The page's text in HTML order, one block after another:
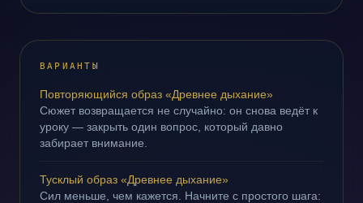
ВАРИАНТЫ
Повторяющийся образ «Древнее дыхание»
Сюжет возвращается не случайно: он снова ведёт к
уроку — закрыть один вопрос, который давно
забирает внимание.
Тусклый образ «Древнее дыхание»
Сил меньше, чем кажется. Начните с простого шага: